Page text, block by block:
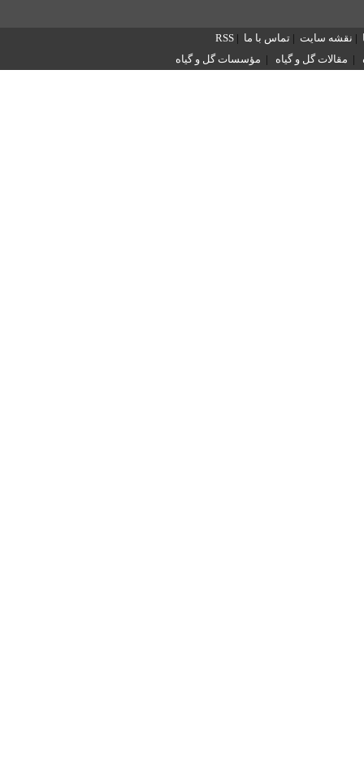
| نقشه سایت | تماس با ما |
RSS
| مقالات گل و گیاه | مؤسسات گل و گیاه